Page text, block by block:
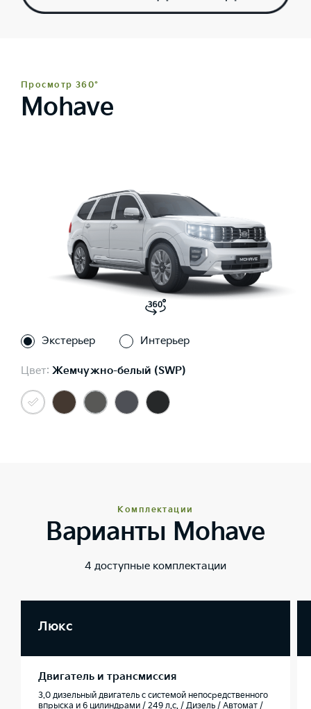
Просмотр 360°
Mohave
Экстерьер Интерьер
Цвет: Жемчужно-белый (SWP)
Комплектации
Варианты Mohave
4 доступные комплектации
Люкс
Двигатель и трансмиссия
3.0 дизельный двигатель с системой непосредственного
впрыска и 6 цилиндрами / 249 л.с. / Дизель / Автомат /